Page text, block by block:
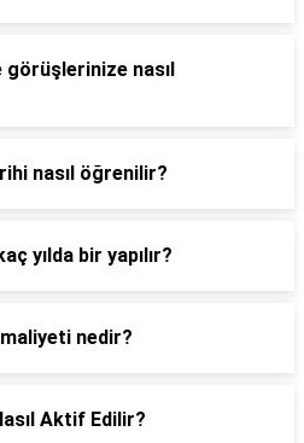
nasıl
nasıl öğrenilir?
yılda bir yapılır?
nedir?
Aktif Edilir?